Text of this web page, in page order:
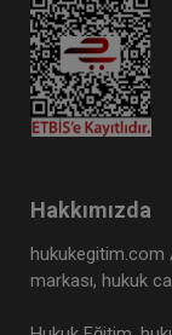
Hakkımızda
hukukegitim.com
markası, hukuk